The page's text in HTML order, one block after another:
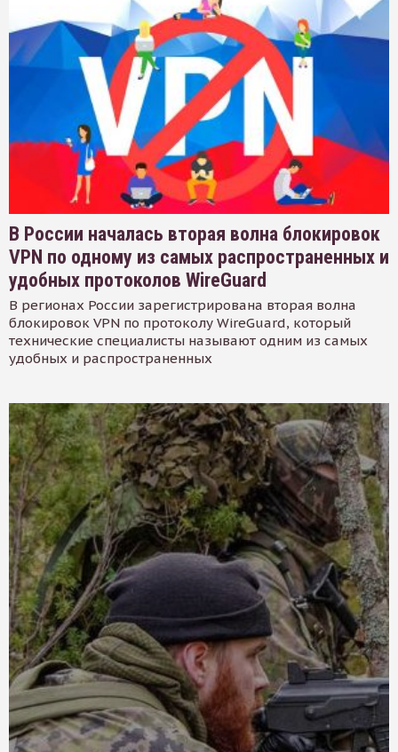
В России началась вторая волна блокировок
VPN по одному из самых распространенных и
удобных протоколов WireGuard
В регионах России зарегистрирована вторая волна
блокировок VPN по протоколу WireGuard, который
технические специалисты называют одним из самых
удобных и распространенных